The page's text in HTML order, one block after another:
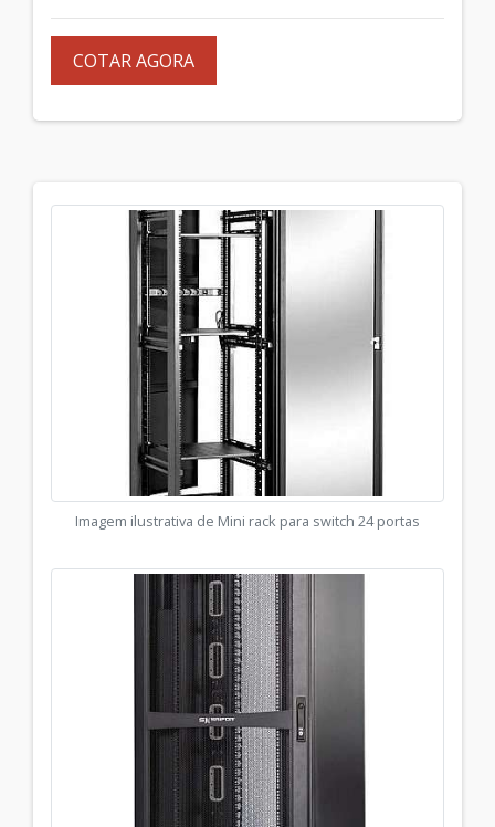
COTAR AGORA
Imagem ilustrativa de Mini rack para switch 24 portas